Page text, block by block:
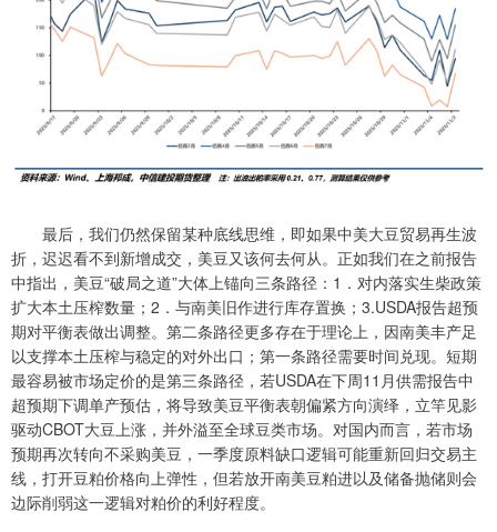
最后，我们仍然保留某种底线思维，即如果中美大豆贸易再生波
折，迟迟看不到新增成交，美豆又该何去何从。正如我们在之前报告
中指出，美豆“破局之道”大体上锚向三条路径：1．对内落实生柴政策
扩大本土压榨数量；2．与南美旧作进行库存置换；3.USDA报告超预
期对平衡表做出调整。第二条路径更多存在于理论上，因南美丰产足
以支撑本土压榨与稳定的对外出口；第一条路径需要时间兑现。短期
最容易被市场定价的是第三条路径，若USDA在下周11月供需报告中
超预期下调单产预估，将导致美豆平衡表朝偏紧方向演绎，立竿见影
驱动CBOT大豆上涨，并外溢至全球豆类市场。对国内而言，若市场
预期再次转向不采购美豆，一季度原料缺口逻辑可能重新回归交易主
线，打开豆粕价格向上弹性，但若放开南美豆粕进以及储备抛储则会
边际削弱这一逻辑对粕价的利好程度。